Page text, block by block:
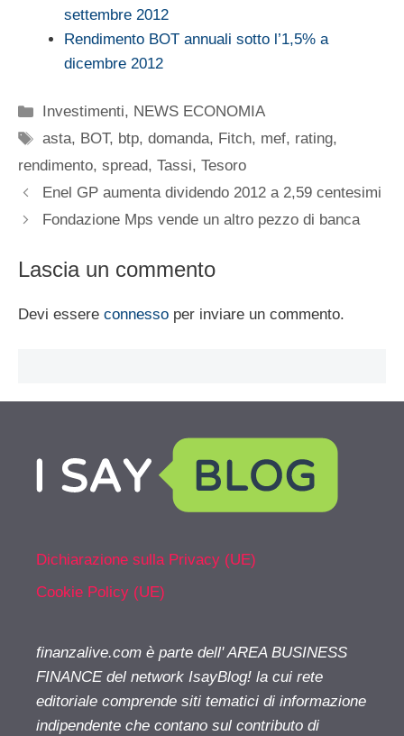
settembre 2012
Rendimento BOT annuali sotto l’1,5% a
dicembre 2012
Categorie
Investimenti, NEWS ECONOMIA
Tag
asta, BOT, btp,domanda, Fitch, mef, rating,
rendimento, spread, Tassi, Tesoro
Enel GP aumenta dividendo 2012 a 2,59 centesimi
Fondazione Mps vende un altro pezzo di banca
Lascia un commento
Devi essere connesso per inviare un commento.
Dichiarazione sulla Privacy (UE)
Cookie Policy (UE)
finanzalive.com è parte dell' AREA BUSINESS
FINANCE del network IsayBlog! la cui rete
editoriale comprende siti tematici di informazione
indipendente che contano sul contributo di